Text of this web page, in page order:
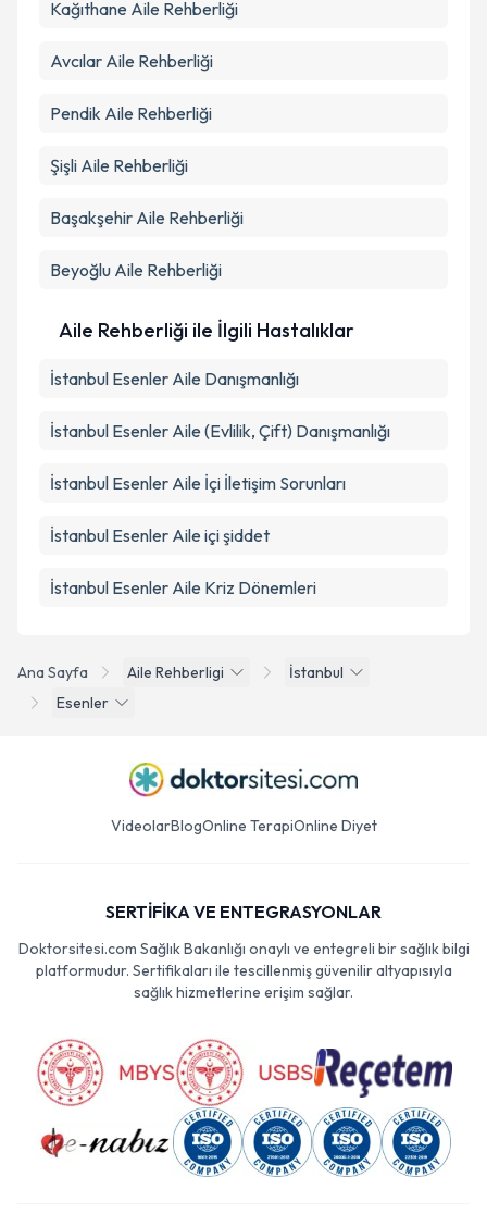
Ana Sayfa Aile Rehberligi
İstanbul
Esenler
Kağıthane Aile Rehberliği
Avcılar Aile Rehberliği
Pendik Aile Rehberliği
Şişli Aile Rehberliği
Başakşehir Aile Rehberliği
Beyoğlu Aile Rehberliği
Aile Rehberliği ile İlgili Hastalıklar
İstanbul Esenler Aile Danışmanlığı
İstanbul Esenler Aile (Evlilik, Çift) Danışmanlığı
İstanbul Esenler Aile İçi İletişim Sorunları
İstanbul Esenler Aile içi şiddet
İstanbul Esenler Aile Kriz Dönemleri
VideolarBlogOnline TerapiOnline Diyet
SERTİFİKA VE ENTEGRASYONLAR
Doktorsitesi.com Sağlık Bakanlığı onaylı ve entegreli bir sağlık bilgi
platformudur. Sertifikaları ile tescillenmiş güvenilir altyapısıyla
sağlık hizmetlerine erişim sağlar.